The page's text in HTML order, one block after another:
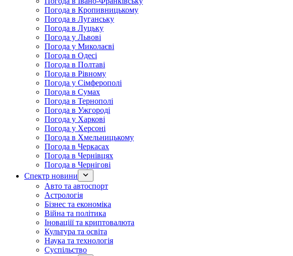
Погода в Кропивницькому
Погода в Луганську
Погода в Луцьку
Погода у Львові
Погода у Миколаєві
Погода в Одесі
Погода в Полтаві
Погода в Рівному
Погода у Сімферополі
Погода в Сумах
Погода в Тернополі
Погода в Ужгороді
Погода у Харкові
Погода у Херсоні
Погода в Хмельницькому
Погода в Черкасах
Погода в Чернівцях
Погода в Чернігові
Спектр новини
Авто та автоспорт
Астрологія
Бізнес та економіка
Війна та політика
Іноваціії та криптовалюта
Культура та освіта
Наука та технологія
Суспільство